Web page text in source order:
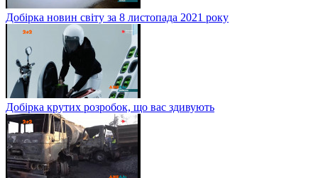
Добірка новин світу за 8 листопада 2021 року
Добірка крутих розробок, що вас здивують